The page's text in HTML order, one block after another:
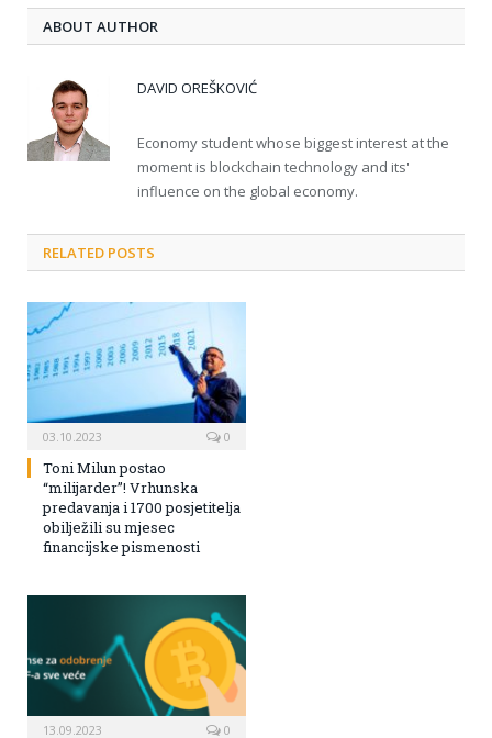
ABOUT AUTHOR
DAVID OREŠKOVIĆ
Economy student whose biggest interest at the
moment is blockchain technology and its'
influence on the global economy.
RELATED POSTS
03.10.2023 0
Toni Milun postao
“milijarder”! Vrhunska
predavanja i 1700 posjetitelja
obilježili su mjesec
financijske pismenosti
13.09.2023 0